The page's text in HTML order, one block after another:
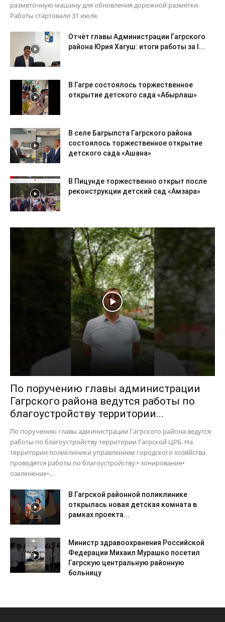
разметочную машину для обновления дорожной разметки.
Работы стартовали 31 июля.
Отчёт главы Администрации Гагрского
района Юрия Хагуш: итоги работы за I...
В Гагре состоялось торжественное
открытие детского сада «Абырлаш»
В селе Багрыпста Гагрского района
состоялось торжественное открытие
детского сада «Ашана»
В Пицунде торжественно открыт после
реконструкции детский сад «Амзара»
По поручению главы администрации
Гагрского района ведутся работы по
благоустройству территории...
По поручению главы администрации Гагрского района ведутся
работы по благоустройству территории Гагрской ЦРБ. На
территории поликлиники управлением городского хозяйства
проводятся работы по благоустройству:• зонирование•
озеленение•...
В Гагрской районной поликлинике
открылась новая детская комната в
рамках проекта...
Министр здравоохранения Российской
Федерации Михаил Мурашко посетил
Гагрскую центральную районную
больницу